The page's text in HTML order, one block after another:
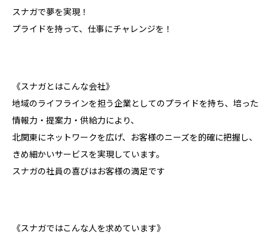
スナガで夢を実現！
プライドを持って、仕事にチャレンジを！
《スナガとはこんな会社》
地域のライフラインを担う企業としてのプライドを持ち、培った
情報力・提案力・供給力により、
北関東にネットワークを広げ、お客様のニーズを的確に把握し、
きめ細かいサービスを実現しています。
スナガの社員の喜びはお客様の満足です
《スナガではこんな人を求めています》
新着情報
お問い合わせ